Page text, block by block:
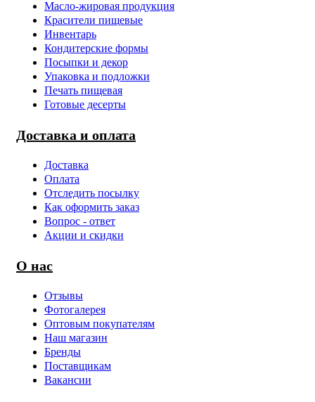
Масло-жировая продукция
Красители пищевые
Инвентарь
Кондитерские формы
Посыпки и декор
Упаковка и подложки
Печать пищевая
Готовые десерты
Доставка и оплата
Доставка
Оплата
Отследить посылку
Как оформить заказ
Вопрос - ответ
Акции и скидки
О нас
Отзывы
Фотогалерея
Оптовым покупателям
Наш магазин
Бренды
Поставщикам
Вакансии